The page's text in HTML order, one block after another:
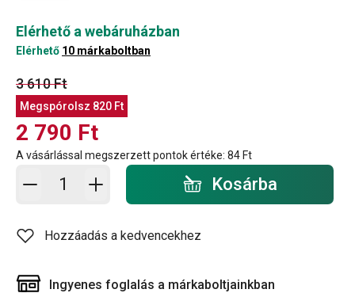
Elérhető a webáruházban
Elérhető 10 márkaboltban
3 610 Ft
Megspórolsz 820 Ft
2 790 Ft
A vásárlással megszerzett pontok értéke: 84 Ft
Kosárba - mennyiség Kosárba
Hozzáadás a kedvencekhez
Ingyenes foglalás a márkaboltjainkban